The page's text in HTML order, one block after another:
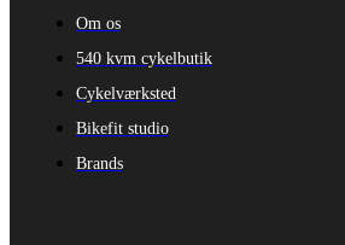
Om os
540 kvm cykelbutik
Cykelværksted
Bikefit studio
Brands